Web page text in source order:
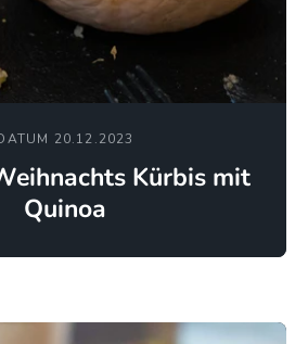
20.12.2023
Kürbis mit
Quinoa